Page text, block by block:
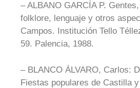
– ALBANO GARCÍA P.
folklore, lenguaje y otros
Campos. Institución Tello
59. Palencia, 1988.
– BLANCO ÁLVARO, Carlos:
Fiestas populares de Castilla